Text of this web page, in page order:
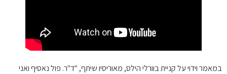
במאמר וידוי על קניית בוורלי הילס, מאוריסיו שיתף, "ד"ר. פול נאסיף ואני